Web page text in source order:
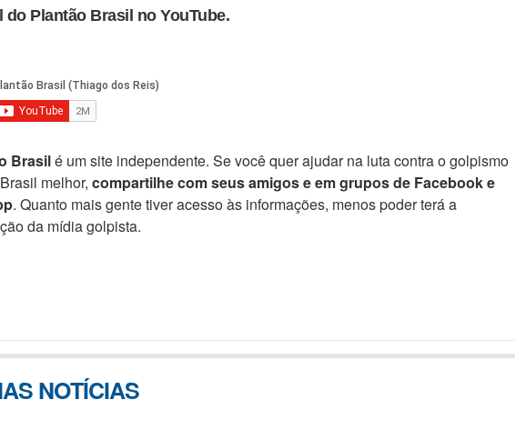
do Plantão Brasil no YouTube.
Brasilé um site independente. Se você quer ajudar na luta contra o golpismo
melhor, compartilhe com seus amigos e em grupos de Facebook e
. Quanto mais gente tiver acesso às informações, menos poder terá a
da mídia golpista.
NOTÍCIAS